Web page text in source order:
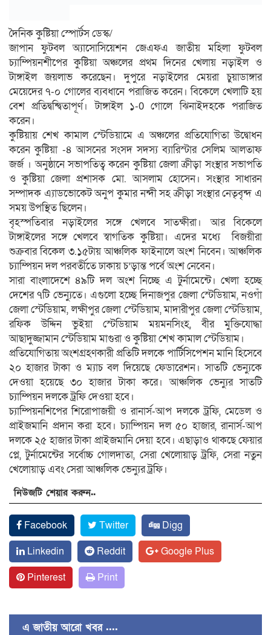
দৈনিক কুষ্টিয়া স্পোর্টস ডেস্ক/
জাপান ফুটবল অ্যাসোসিয়েশন জেএফএ জাতীয় মহিলা ফুটবল
চ্যাম্পিয়নশীপের কুষ্টিয়া অঞ্চলের প্রথম দিনের খেলায় নড়াইল ও
টাঙ্গাইল জয়লাভ করেছেন। দুপুরে নড়াইলের মেয়রা চুয়াডাঙ্গার
মেয়েদের ৭-০ গোলের ব্যবধানে পরাজিত করেন। বিকেলে খেলাটি হয়
বেশ প্রতিদ্বন্দ্বিতাপূর্ণ। টাঙ্গাইল ১-0 গোলে ঝিনাইদহকে পরাজিত
করেন।
কুষ্টিয়ায় শেখ কামাল স্টেডিয়ামে এ অঞ্চলের প্রতিযোগিতা উদ্বোধন
করেন কুষ্টিয়া -৪ আসনের সংসদ সদস্য ব্যারিস্টার সেলিম আলতাফ
জর্জ । অনুষ্ঠানে সভাপতিত্ব করেন কুষ্টিয়া জেলা ক্রীড়া সংস্থার সভাপতি
ও কুষ্টিয়া জেলা প্রশাসক মো. আসলাম হোসেন। সংস্থার সাধারন
সম্পাদক এ্যাডভোকেট অনুপ কুমার নন্দী সহ ক্রীড়া সংস্থার নেতৃবৃন্দ এ
সময় উপস্থিত ছিলেন।
বৃহস্পতিবার নড়াইলের সঙ্গে খেলবে সাতক্ষীরা। আর বিকেলে
টাঙ্গাইলের সঙ্গে খেলবে স্বাগতিক কুষ্টিয়া। এদের মধ্যে বিজয়ীরা
শুক্রবার বিকেল ৩.১৫টায় আঞ্চলিক ফাইনালে অংশ নিবেন। আঞ্চলিক
চ্যাম্পিয়ন দল পরবর্তীতে ঢাকায় চ’ড়ান্ত পর্বে অংশ নেবেন।
সারা বাংলাদেশে ৪৯টি দল অংশ নিচ্ছে এ টুর্নামেন্টে। খেলা হচ্ছে
দেশের ৭টি ভেন্যুতে। এগুলো হচ্ছে দিনাজপুর জেলা স্টেডিয়াম, নওগাঁ
জেলা স্টেডিয়াম, লক্ষীপুর জেলা স্টেডিয়াম, মাদারীপুর জেলা স্টেডিয়াম,
রফিক উদ্দিন ভুইয়া স্টেডিয়াম ময়মনসিংহ, বীর মুক্তিযোদ্ধা
আছাদুজ্জামান স্টেডিয়াম মাগুরা ও কুষ্টিয়া শেখ কামাল স্টেডিয়াম।
প্রতিযোগিতায় অংশগ্রহণকারী প্রতিটি দলকে পার্টিসিপেশন মানি হিসেবে
২০ হাজার টাকা ও ম্যাচ বল দিয়েছে ফেডারেশন। সাতটি ভেন্যুকে
দেওয়া হয়েছে ৩০ হাজার টাকা করে। আঞ্চলিক ভেন্যুর সাতটি
চ্যাম্পিয়ন দলকে ট্রফি দেওয়া হবে।
চ্যাম্পিয়নশিপের শিরোপাজয়ী ও রানার্স-আপ দলকে ট্রফি, মেডেল ও
প্রাইজমানি প্রদান করা হবে। চ্যাম্পিয়ন দল ৫০ হাজার, রানার্স-আপ
দলকে ২৫ হাজার টাকা প্রাইজমানি দেয়া হবে। এছাড়াও থাকছে ফেয়ার
প্লে, টুর্নামেন্টের সর্বোচ্চ গোলদাতা, সেরা খেলোয়াড় ট্রফি, সেরা নতুন
খেলোয়াড় এবং সেরা আঞ্চলিক ভেন্যুর ট্রফি।
নিউজটি শেয়ার করুন..
Facebook Twitter
Digg
Linkedin
Reddit
Google Plus
Pinterest
Print
এ জাতীয় আরো খবর ....